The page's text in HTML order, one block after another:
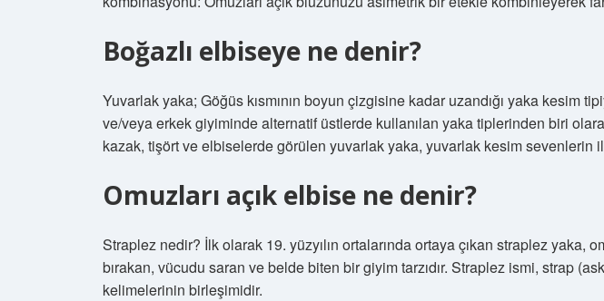
Boğazlı elbiseye ne denir?
Yuvarlak yaka; Göğüs kısmının boyun çizgisine kadar uzandığı yaka kesim
ve/veya erkek giyiminde alternatif üstlerde kullanılan yaka tiplerinden biri
kazak, tişört ve elbiselerde görülen yuvarlak yaka, yuvarlak kesim sevenlerin
Omuzları açık elbise ne denir?
Straplez nedir? İlk olarak 19. yüzyılın ortalarında ortaya çıkan straplez yaka,
bırakan, vücudu saran ve belde biten bir giyim tarzıdır. Straplez ismi, strap
kelimelerinin birleşimidir.